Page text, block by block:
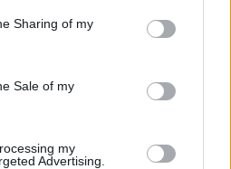
Sharing of my
Sale of my
my
Advertising.Minutky z radnice: Bouřky